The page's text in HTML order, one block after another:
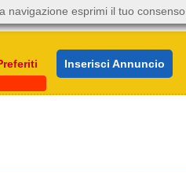
Inserisci Annuncio
navigazione esprimi il tuo consenso.